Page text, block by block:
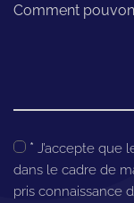
Comment
* J’accepte que
dans le cadre de
pris connaissance